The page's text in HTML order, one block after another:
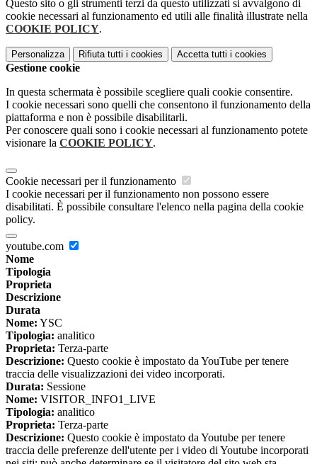
Questo sito o gli strumenti terzi da questo utilizzati si avvalgono di
cookie necessari al funzionamento ed utili alle finalità illustrate nella
COOKIE POLICY.
Personalizza Rifiuta tutti i cookies Accetta tutti i cookies
Gestione cookie
In questa schermata è possibile scegliere quali cookie consentire.
I cookie necessari sono quelli che consentono il funzionamento della
piattaforma e non è possibile disabilitarli.
Per conoscere quali sono i cookie necessari al funzionamento potete
visionare la COOKIE POLICY.
Cookie necessari per il funzionamento
I cookie necessari per il funzionamento non possono essere
disabilitati. È possibile consultare l'elenco nella pagina della cookie
policy.
youtube.com
Nome
Tipologia
Proprieta
Descrizione
Durata
Nome: YSC
Tipologia: analitico
Proprieta: Terza-parte
Descrizione: Questo cookie è impostato da YouTube per tenere
traccia delle visualizzazioni dei video incorporati.
Durata: Sessione
Nome: VISITOR_INFO1_LIVE
Tipologia: analitico
Proprieta: Terza-parte
Descrizione: Questo cookie è impostato da Youtube per tenere
traccia delle preferenze dell'utente per i video di Youtube incorporati